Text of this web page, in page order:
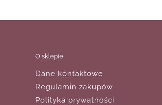
O sklepie
Dane kontaktowe
Regulamin zakupów
Polityka prywatności